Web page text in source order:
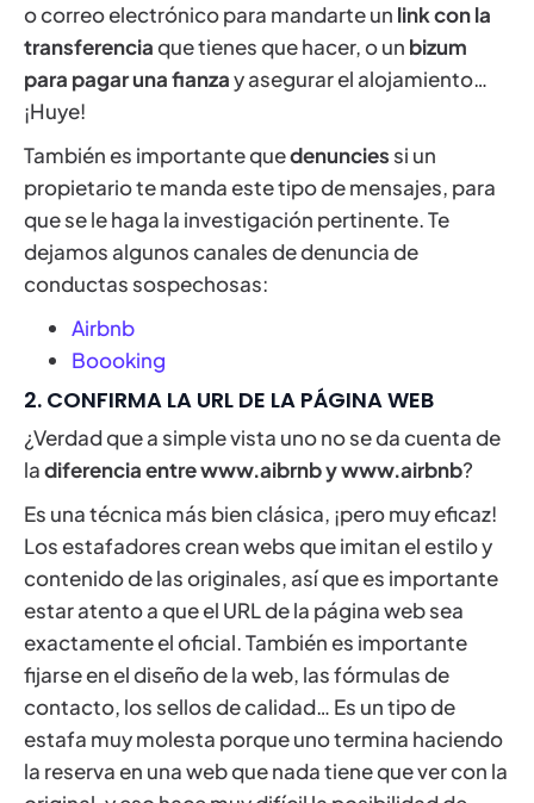
o correo electrónico para mandarte un link con la
transferenciaque tienes que hacer, o un bizum
para pagar una fianzay asegurar el alojamiento…
¡Huye!
También es importante quedenuncies si un
propietario te manda este tipo de mensajes, para
que se le haga la investigación pertinente. Te
dejamos algunos canales de denuncia de
conductas sospechosas:
Airbnb
Boooking
2. CONFIRMA LA URL DE LA PÁGINA WEB
¿Verdad que a simple vista uno no se da cuenta de
ladiferencia entre www.aibrnb y www.airbnb?
Es una técnica más bien clásica, ¡pero muy eficaz!
Los estafadores crean webs que imitan el estilo y
contenido de las originales, así que es importante
estar atento a que el URL de la página web sea
exactamente el oficial. También es importante
fijarse en el diseño de la web, las fórmulas de
contacto, los sellos de calidad… Es un tipo de
estafa muy molesta porque uno termina haciendo
la reserva en una web que nada tiene que ver con la